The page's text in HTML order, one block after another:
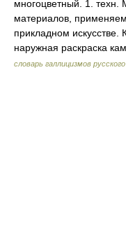
многоцветный. 1. техн.
материалов,
прикладном
наружная раскраска
словарь галлицизмов